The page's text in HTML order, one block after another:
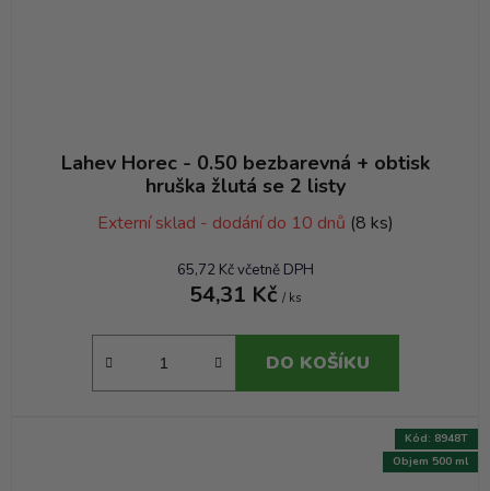
Lahev Horec - 0.50 bezbarevná + obtisk
hruška žlutá se 2 listy
Externí sklad - dodání do 10 dnů (8 ks)
65,72 Kč včetně DPH
54,31 Kč / ks
DO KOŠÍKU
Objem 500 ml
Kód: 8948T